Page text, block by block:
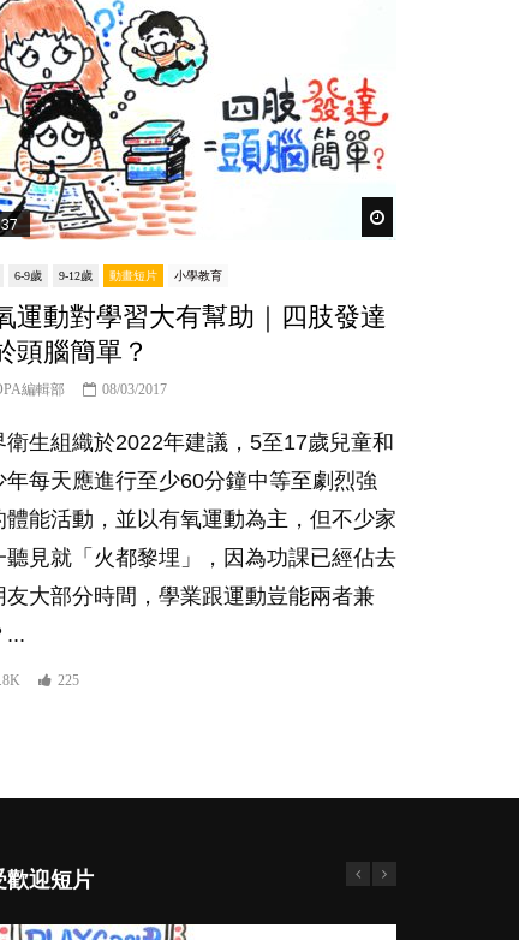
6-9歲 9-12歲 動畫短片 小學教育
運動對學習大有幫助｜四肢發達
頭腦簡單？
編輯部 08/03/2017
衛生組織於2022年建議，5至17歲兒童和
年每天應進行至少60分鐘中等至劇烈強
體能活動，並以有氧運動為主，但不少家
聽見就「火都黎埋」，因為功課已經佔去
友大部分時間，學業跟運動豈能兩者兼
...
225
歡迎短片